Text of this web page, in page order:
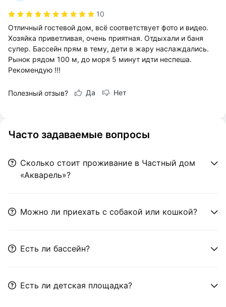
10
Отличный гостевой дом, всё соответствует фото и видео.
Хозяйка приветливая, очень приятная. Отдыхали и баня
супер. Бассейн прям в тему, дети в жару наслаждались.
Рынок рядом 100 м, до моря 5 минут идти неспеша.
Рекомендую !!!
Полезный отзыв? Да Нет
Часто задаваемые вопросы
Сколько стоит проживание в Частный дом
«Акварель»?
Можно ли приехать с собакой или кошкой?
Есть ли бассейн?
Есть ли детская площадка?